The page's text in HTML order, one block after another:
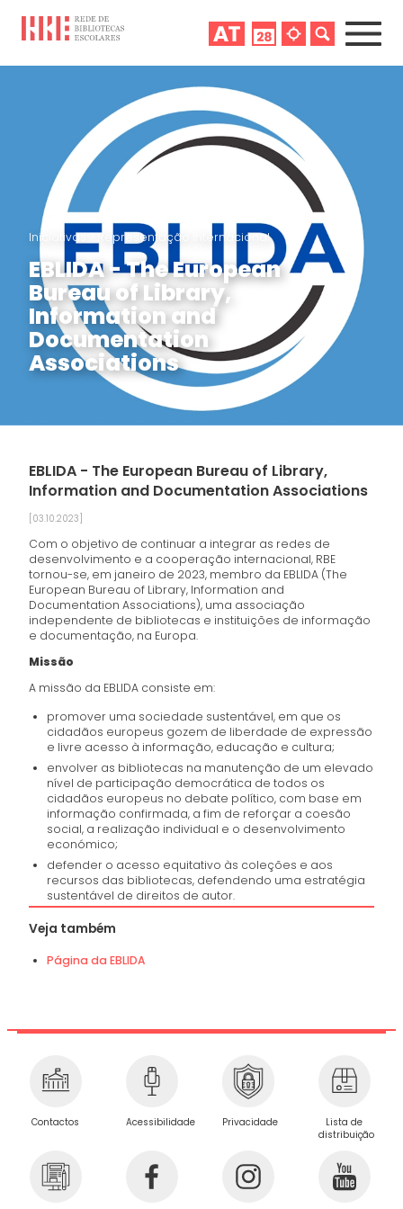
Iniciativas>Representação internacional
EBLIDA - The European
Bureau of Library,
Information and
Documentation
Associations
EBLIDA - The European Bureau of Library,
Information and Documentation Associations
[03.10.2023]
Com o objetivo de continuar a integrar as redes de
desenvolvimento e a cooperação internacional, RBE
tornou-se, em janeiro de 2023, membro da EBLIDA (The
European Bureau of Library, Information and
Documentation Associations), uma associação
independente de bibliotecas e instituições de informação
e documentação, na Europa.
Missão
A missão da EBLIDA consiste em:
promover uma sociedade sustentável, em que os
cidadãos europeus gozem de liberdade de expressão
e livre acesso à informação, educação e cultura;
envolver as bibliotecas na manutenção de um elevado
nível de participação democrática de todos os
cidadãos europeus no debate político, com base em
informação confirmada, a fim de reforçar a coesão
social, a realização individual e o desenvolvimento
económico;
defender o acesso equitativo às coleções e aos
recursos das bibliotecas, defendendo uma estratégia
sustentável de direitos de autor.
Veja também
Página da EBLIDA
Contactos Acessibilidade Privacidade
Lista de
distribuição